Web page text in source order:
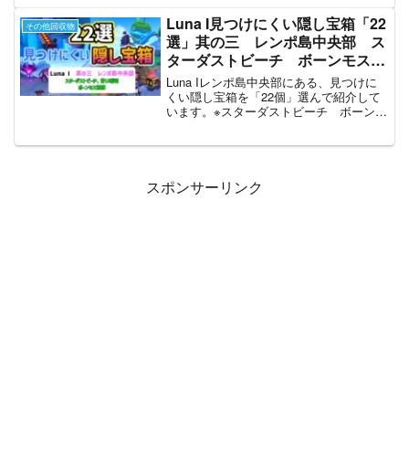
隠し宝箱動画の第二弾です。
その他回収物
Luna I見つけにくい隠し宝箱「22
選」其の三 レンポ島中央部 ス
ターダストビーチ ボーンモス荒
原 青い琥珀 ナド・クライ コ
ンパスに反応しないものも含む
豪華な宝箱 貴重な宝箱 原神
Luna Iレンポ島中央部にある、見つけに
くい隠し宝箱を「22個」選んで紹介して
います。※スターダストビーチ ボーンモ
スポンサーリンク